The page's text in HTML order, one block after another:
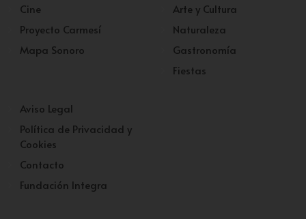
Cine
Proyecto Carmesí
Mapa Sonoro
Arte y Cultura
Naturaleza
Gastronomía
Fiestas
Aviso Legal
Política de Privacidad y
Cookies
Contacto
Fundación Integra